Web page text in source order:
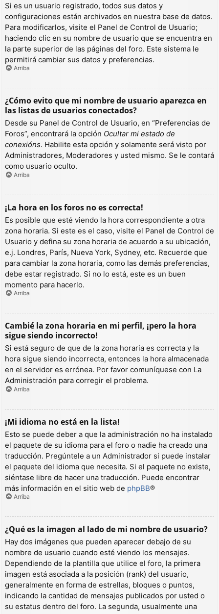
Si es un usuario registrado, todos sus datos y
configuraciones están archivados en nuestra base de datos.
Para modificarlos, visite el Panel de Control de Usuario;
haciendo clic en su nombre de usuario que se encuentra en
la parte superior de las páginas del foro. Este sistema le
permitirá cambiar sus datos y preferencias.
Arriba
¿Cómo evito que mi nombre de usuario aparezca en
las listas de usuarios conectados?
Desde su Panel de Control de Usuario, en “Preferencias de
Foros”, encontrará la opción Ocultar mi estado de
conexións. Habilite esta opción y solamente será visto por
Administradores, Moderadores y usted mismo. Se le contará
como usuario oculto.
Arriba
¡La hora en los foros no es correcta!
Es posible que esté viendo la hora correspondiente a otra
zona horaria. Si este es el caso, visite el Panel de Control de
Usuario y defina su zona horaria de acuerdo a su ubicación,
e.j. Londres, París, Nueva York, Sydney, etc. Recuerde que
para cambiar la zona horaria, como las demás preferencias,
debe estar registrado. Si no lo está, este es un buen
momento para hacerlo.
Arriba
Cambié la zona horaria en mi perfil, ¡pero la hora
sigue siendo incorrecto!
Si está seguro de que de la zona horaria es correcta y la
hora sigue siendo incorrecta, entonces la hora almacenada
en el servidor es errónea. Por favor comuníquese con La
Administración para corregir el problema.
Arriba
¡Mi idioma no está en la lista!
Esto se puede deber a que la administración no ha instalado
el paquete de su idioma para el foro o nadie ha creado una
traducción. Pregúntele a un Administrador si puede instalar
el paquete del idioma que necesita. Si el paquete no existe,
siéntase libre de hacer una traducción. Puede encontrar
más información en el sitio web de phpBB®
Arriba
¿Qué es la imagen al lado de mi nombre de usuario?
Hay dos imágenes que pueden aparecer debajo de su
nombre de usuario cuando esté viendo los mensajes.
Dependiendo de la plantilla que utilice el foro, la primera
imagen está asociada a la posición (rank) del usuario,
generalmente en forma de estrellas, bloques o puntos,
indicando la cantidad de mensajes publicados por usted o
su estatus dentro del foro. La segunda, usualmente una